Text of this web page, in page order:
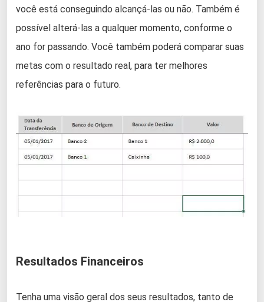
você está conseguindo alcançá-las ou não. Também é
possível alterá-las a qualquer momento, conforme o
ano for passando. Você também poderá comparar suas
metas com o resultado real, para ter melhores
referências para o futuro.
Resultados Financeiros
Tenha uma visão geral dos seus resultados, tanto de